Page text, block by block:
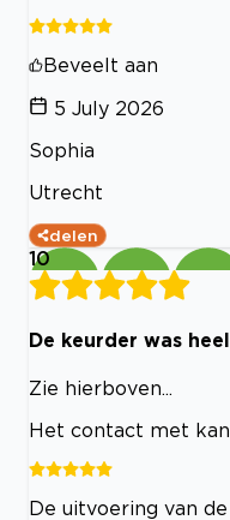
Beveelt aan
5 July 2026
Sophia
Utrecht
delen
10
De keurder was
Zie hierboven...
Het contact met
De uitvoering van